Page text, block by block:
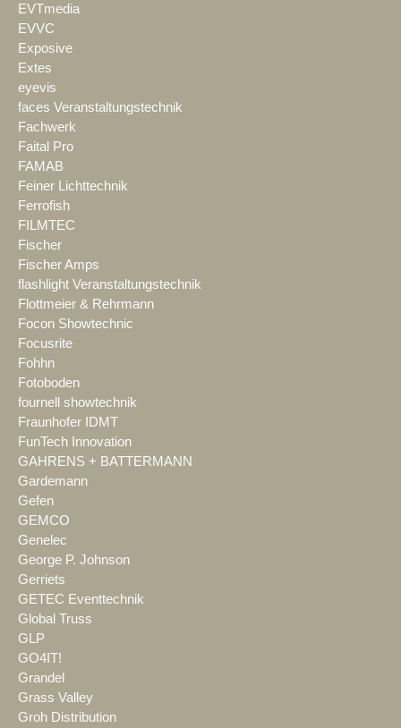
EVTmedia
EVVC
Exposive
Extes
eyevis
faces Veranstaltungstechnik
Fachwerk
Faital Pro
FAMAB
Feiner Lichttechnik
Ferrofish
FILMTEC
Fischer
Fischer Amps
flashlight Veranstaltungstechnik
Flottmeier & Rehrmann
Focon Showtechnic
Focusrite
Fohhn
Fotoboden
fournell showtechnik
Fraunhofer IDMT
FunTech Innovation
GAHRENS + BATTERMANN
Gardemann
Gefen
GEMCO
Genelec
George P. Johnson
Gerriets
GETEC Eventtechnik
Global Truss
GLP
GO4IT!
Grandel
Grass Valley
Groh Distribution